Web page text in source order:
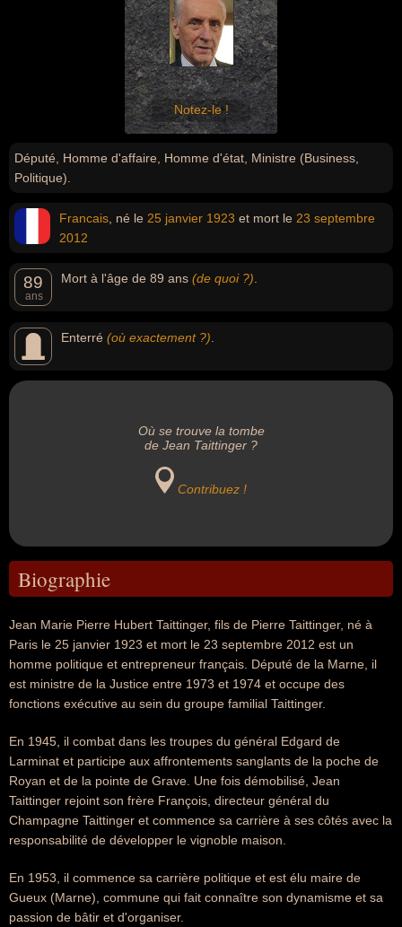
Notez-le !
Député, Homme d'affaire, Homme d'état, Ministre (Business,
Politique).
Francais , né le 25 janvier 1923 et mort le 23 septembre
2012
89
ans
Mort à l'âge de 89 ans (de quoi ?)
Enterré (où exactement ?)
Où se trouve la tombe
de Jean Taittinger ?
Contribuez !
Biographie
Jean Marie Pierre Hubert Taittinger, fils de Pierre Taittinger, né à
Paris le 25 janvier 1923 et mort le 23 septembre 2012 est un
homme politique et entrepreneur français. Député de la Marne, il
est ministre de la Justice entre 1973 et 1974 et occupe des
fonctions exécutive au sein du groupe familial Taittinger.
En 1945, il combat dans les troupes du général Edgard de
Larminat et participe aux affrontements sanglants de la poche de
Royan et de la pointe de Grave. Une fois démobilisé, Jean
Taittinger rejoint son frère François, directeur général du
Champagne Taittinger et commence sa carrière à ses côtés avec la
responsabilité de développer le vignoble maison.
En 1953, il commence sa carrière politique et est élu maire de
Gueux (Marne), commune qui fait connaître son dynamisme et sa
passion de bâtir et d'organiser.